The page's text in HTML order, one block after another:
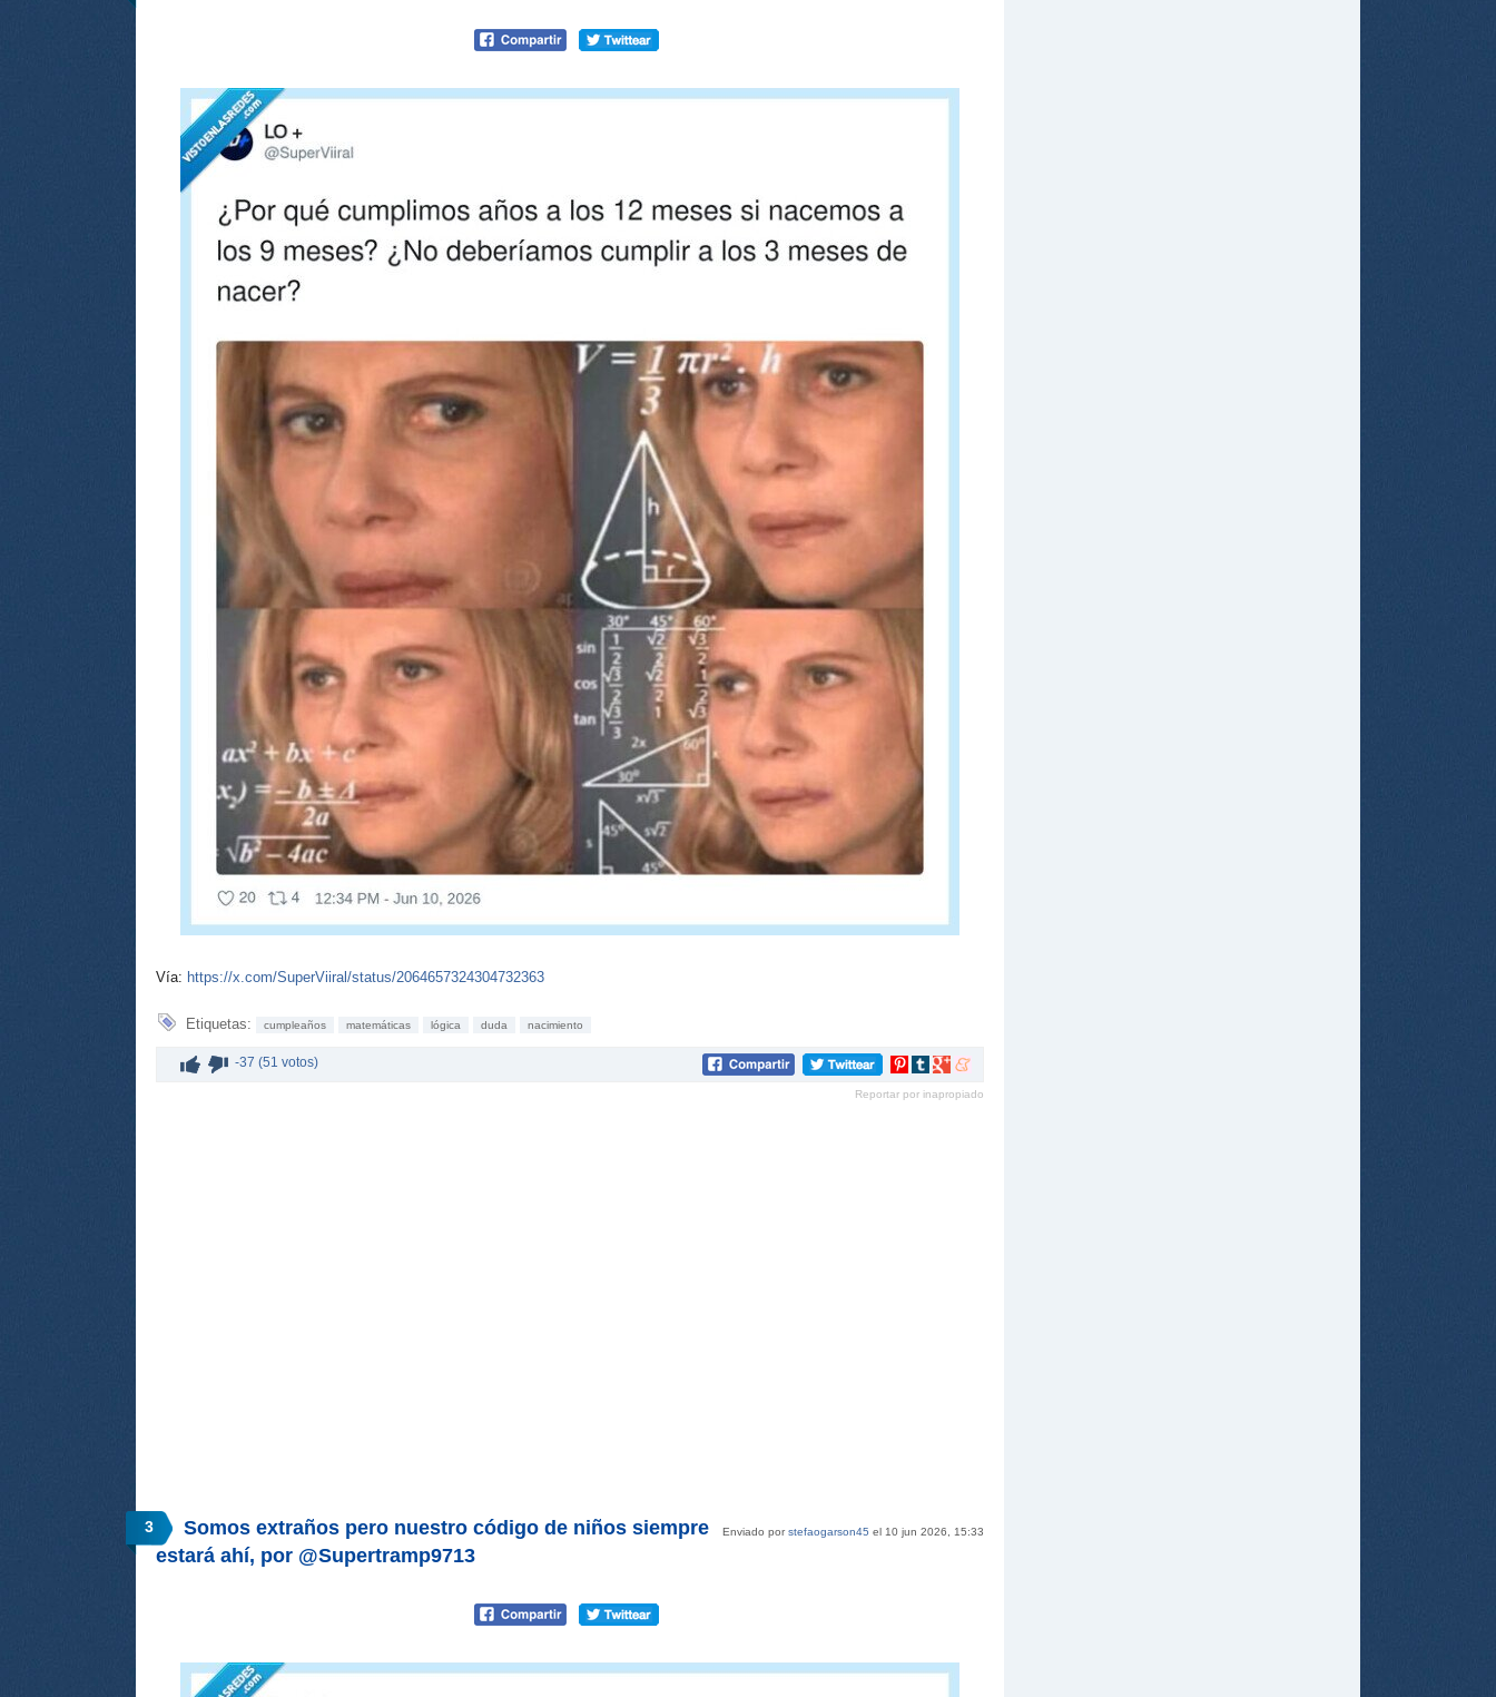
Vía: https://x.com/SuperViiral/status/2064657324304732363
Etiquetas: cumpleaños matemáticas lógica duda nacimiento
-37 (51 votos)
Compartir
Pinterest
Compartir
tumblr
Compartir
Google+
Compartir
meneame
Reportar por inapropiado
3 Enviado porstefaogarson45 el 10 jun 2026, 15:33
Somos extraños pero nuestro código de niños siempre
estará ahí, por @Supertramp9713